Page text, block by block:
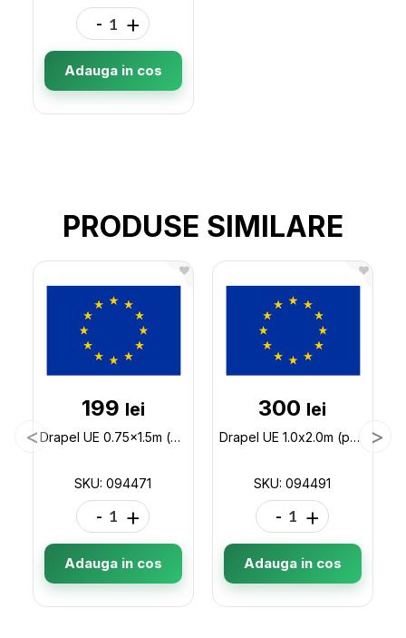
- +
Adauga in cos
PRODUSE SIMILARE
199 lei
Drapel UE 0.75x1.5m (poliester) 094471
SKU: 094471
- +
Adauga in cos
300 lei
Drapel UE 1.0x2.0m (poliester) 094491
SKU: 094491
- +
Adauga in cos